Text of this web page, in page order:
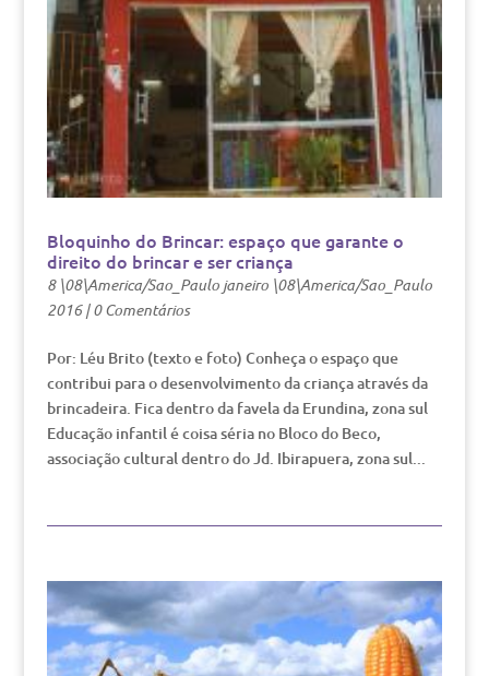
Bloquinho do Brincar: espaço que garante o
direito do brincar e ser criança
8 \08\America/Sao_Paulo janeiro \08\America/Sao_Paulo
2016|0 Comentários
Por: Léu Brito (texto e foto) Conheça o espaço que
contribui para o desenvolvimento da criança através da
brincadeira. Fica dentro da favela da Erundina, zona sul
Educação infantil é coisa séria no Bloco do Beco,
associação cultural dentro do Jd. Ibirapuera, zona sul...